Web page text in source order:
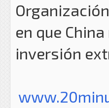
en que
inversión